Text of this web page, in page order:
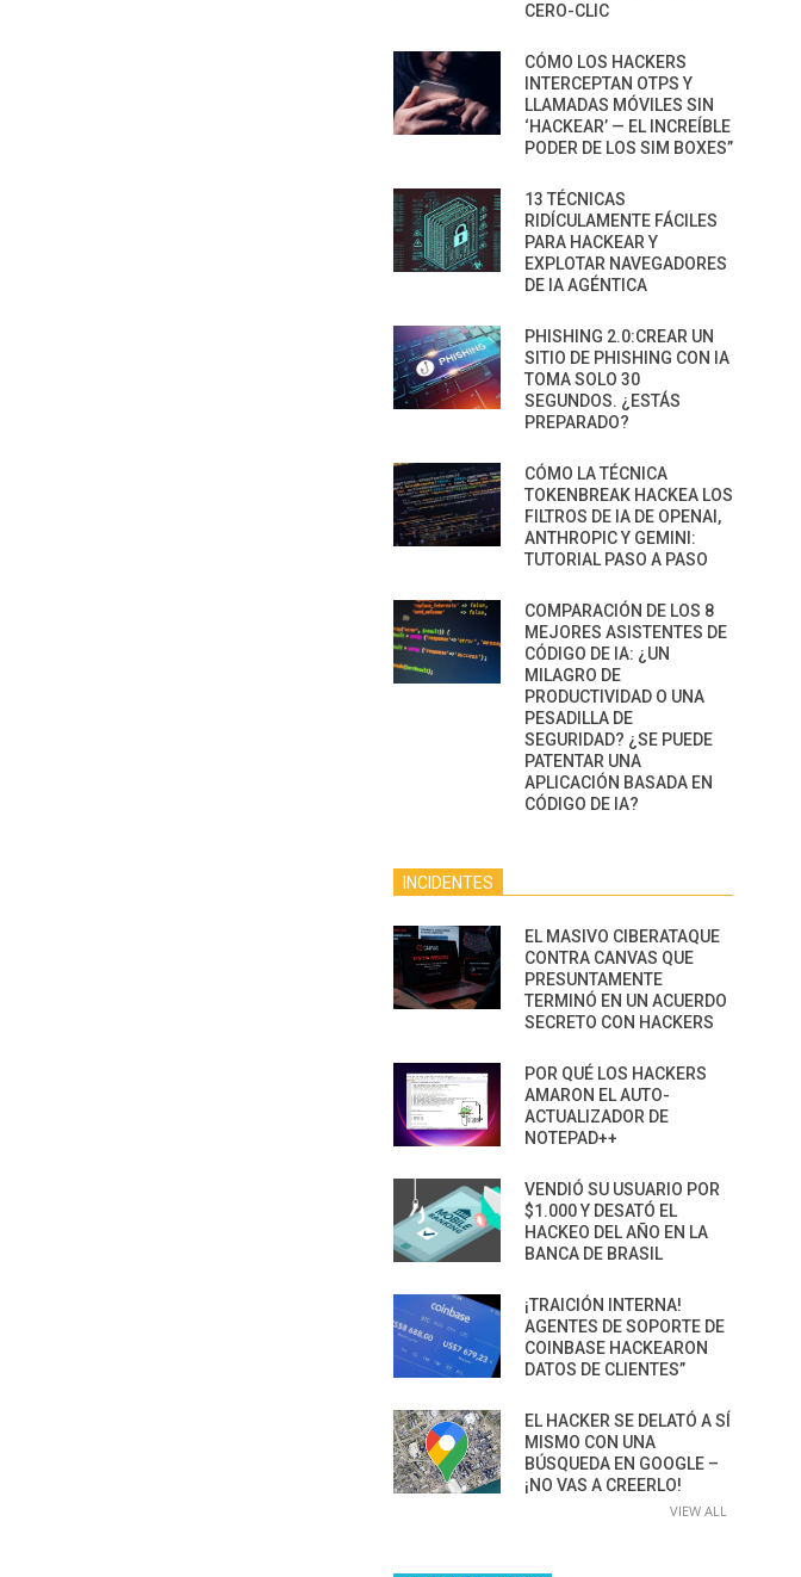
CERO-CLIC
CÓMO LOS HACKERS
INTERCEPTAN OTPS Y
LLAMADAS MÓVILES SIN
‘HACKEAR’ — EL INCREÍBLE
PODER DE LOS SIM BOXES”
13 TÉCNICAS
RIDÍCULAMENTE FÁCILES
PARA HACKEAR Y
EXPLOTAR NAVEGADORES
DE IA AGÉNTICA
PHISHING 2.0:CREAR UN
SITIO DE PHISHING CON IA
TOMA SOLO 30
SEGUNDOS. ¿ESTÁS
PREPARADO?
CÓMO LA TÉCNICA
TOKENBREAK HACKEA LOS
FILTROS DE IA DE OPENAI,
ANTHROPIC Y GEMINI:
TUTORIAL PASO A PASO
COMPARACIÓN DE LOS 8
MEJORES ASISTENTES DE
CÓDIGO DE IA: ¿UN
MILAGRO DE
PRODUCTIVIDAD O UNA
PESADILLA DE
SEGURIDAD? ¿SE PUEDE
PATENTAR UNA
APLICACIÓN BASADA EN
CÓDIGO DE IA?
INCIDENTES
EL MASIVO CIBERATAQUE
CONTRA CANVAS QUE
PRESUNTAMENTE
TERMINÓ EN UN ACUERDO
SECRETO CON HACKERS
POR QUÉ LOS HACKERS
AMARON EL AUTO-
ACTUALIZADOR DE
NOTEPAD++
VENDIÓ SU USUARIO POR
$1.000 Y DESATÓ EL
HACKEO DEL AÑO EN LA
BANCA DE BRASIL
¡TRAICIÓN INTERNA!
AGENTES DE SOPORTE DE
COINBASE HACKEARON
DATOS DE CLIENTES”
EL HACKER SE DELATÓ A SÍ
MISMO CON UNA
BÚSQUEDA EN GOOGLE –
¡NO VAS A CREERLO!
VIEW ALL